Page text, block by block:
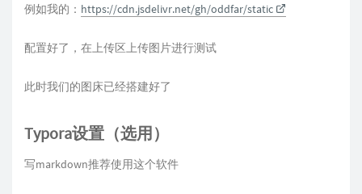
例如我的： https://cdn.jsdelivr.net/gh/oddfar/static
配置好了，在上传区上传图片进行测试
此时我们的图床已经搭建好了
Typora设置（选用）
写markdown推荐使用这个软件